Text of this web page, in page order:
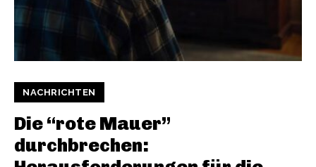
NACHRICHTEN
Die “rote Mauer”
durchbrechen: